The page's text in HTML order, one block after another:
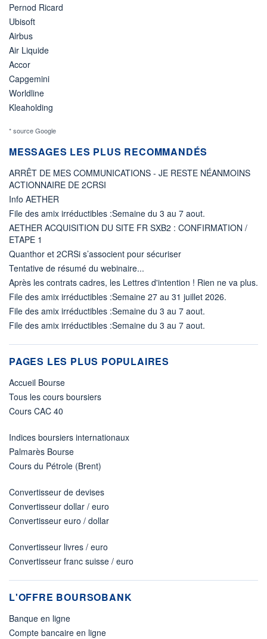
Pernod Ricard
Ubisoft
Airbus
Air Liquide
Accor
Capgemini
Worldline
Kleaholding
* source Google
MESSAGES LES PLUS RECOMMANDÉS
ARRÊT DE MES COMMUNICATIONS - JE RESTE NÉANMOINS
ACTIONNAIRE DE 2CRSI
Info AETHER
File des amix irréductibles :Semaine du 3 au 7 aout.
AETHER ACQUISITION DU SITE FR SXB2 : CONFIRMATION /
ETAPE 1
Quanthor et 2CRSi s’associent pour sécuriser
Tentative de résumé du webinaire...
Après les contrats cadres, les Lettres d'intention ! Rien ne va plus.
File des amix irréductibles :Semaine 27 au 31 juillet 2026.
File des amix irréductibles :Semaine du 3 au 7 aout.
File des amix irréductibles :Semaine du 3 au 7 aout.
PAGES LES PLUS POPULAIRES
Accueil Bourse
Tous les cours boursiers
Cours CAC 40
Indices boursiers internationaux
Palmarès Bourse
Cours du Pétrole (Brent)
Convertisseur de devises
Convertisseur dollar / euro
Convertisseur euro / dollar
Convertisseur livres / euro
Convertisseur franc suisse / euro
L'OFFRE BOURSOBANK
Banque en ligne
Compte bancaire en ligne